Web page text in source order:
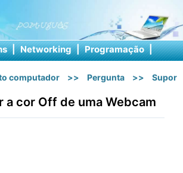
| Networking | Programação |
computador >> Pergunta >>
a cor Off de uma Webcam